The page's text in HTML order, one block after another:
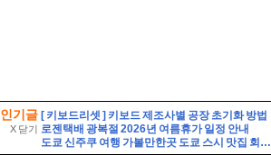
인기글
X 닫기
[ 키보드리셋 ] 키보드 제조사별 공장 초기화 방법
로젠택배 광복절 2026년 여름휴가 일정 안내
도쿄 신주쿠 여행 가볼만한곳 도쿄 스시 맛집 회전초밥 쿠라스시 예약